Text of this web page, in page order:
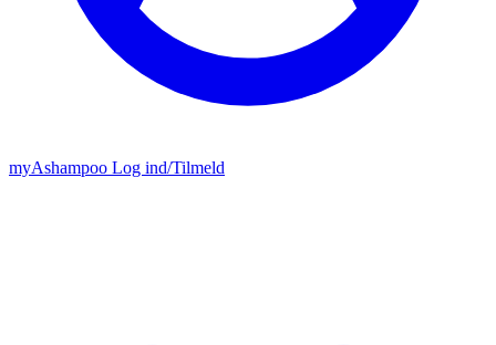
myAshampoo Log ind/Tilmeld